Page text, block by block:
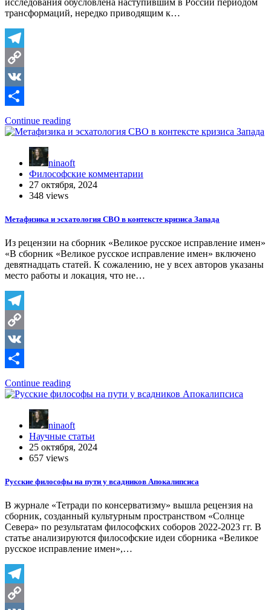
трансформаций, нередко приводящим к…
Telegram
Copy
Link
VK
Отправить
Continue reading
ninaoft
Философские комментарии
27 октября, 2024
348 views
Метафизика и эсхатология СВО в контексте кризиса Запада
Из рецензии на сборник «Великое русское исправление имен»
«В сборник «Великое русское исправление имен» включено
девятнадцать статей. К сожалению, не у всех авторов указаны
место работы и локация, что не…
Telegram
Copy
Link
VK
Отправить
Continue reading
ninaoft
Научные статьи
25 октября, 2024
657 views
Русские философы на пути у всадников Апокалипсиса
В журнале «Тетради по консерватизму» вышла рецензия на
сборник, созданный культурным пространством «Солнце
Севера» по результатам философских соборов 2022-2023 гг. В
статье анализируются философские идеи сборника «Великое
русское исправление имен»,…
Telegram